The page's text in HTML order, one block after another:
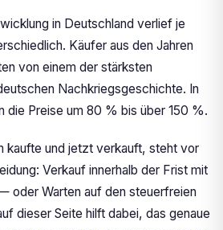
in Deutschland verlief je
Käufer aus den Jahren
von einem der stärksten
Nachkriegsgeschichte. In
die Preise um 80 % bis über 150 %.
kaufte und jetzt verkauft, steht vor
Verkauf innerhalb der Frist mit
oder Warten auf den steuerfreien
dieser Seite hilft dabei, das genaue